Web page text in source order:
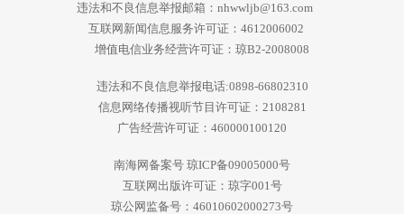
违法和不良信息举报邮箱：nhwwljb@163.com
互联网新闻信息服务许可证：4612006002
增值电信业务经营许可证：琼B2-2008008
违法和不良信息举报电话:0898-66802310
信息网络传播视听节目许可证：2108281
广告经营许可证：460000100120
南海网备案号 琼ICP备09005000号
互联网出版许可证：琼字001号
琼公网监备号：46010602000273号